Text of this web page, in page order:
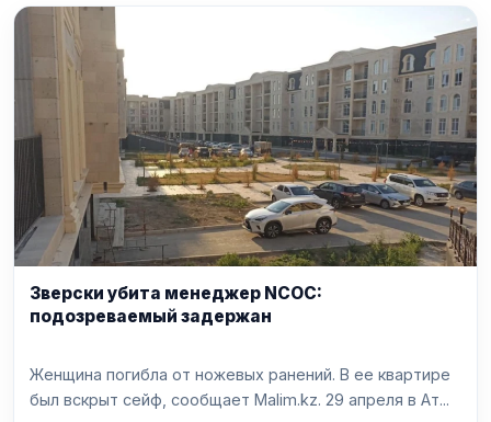
Зверски убита менеджер NCOC:
подозреваемый задержан
Женщина погибла от ножевых ранений. В ее квартире
был вскрыт сейф, сообщает Malim.kz. 29 апреля в Ат...